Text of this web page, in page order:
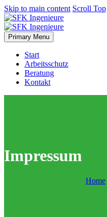
Skip to main content Scroll Top
Primary Menu
Start
Arbeitsschutz
Beratung
Kontakt
Impressum
Home